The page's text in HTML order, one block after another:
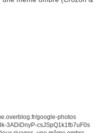
google-photos
3ADiDnyP-csJSpQ1k1fb7uF0s